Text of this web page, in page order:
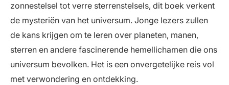
zonnestelsel tot verre sterrenstelsels, dit boek verkent
de mysteriën van het universum. Jonge lezers zullen
de kans krijgen om te leren over planeten, manen,
sterren en andere fascinerende hemellichamen die ons
universum bevolken. Het is een onvergetelijke reis vol
met verwondering en ontdekking.